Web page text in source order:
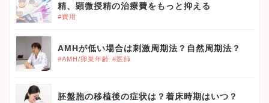
精、顕微授精の治療費をもっと抑える
#費用
AMHが低い場合は刺激周期法？自然周期法？
#AMH/卵巣年齢 #医師
胚盤胞の移植後の症状は？着床時期はいつ？